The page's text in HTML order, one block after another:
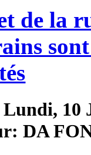
de la
10
DA